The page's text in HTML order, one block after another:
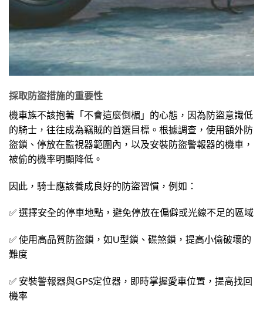
採取防盜措施的重要性
機車族不該抱著「不會這麼倒楣」的心態，因為防盜意識低
的騎士，往往成為竊賊的首選目標。根據調查，使用額外防
盜鎖、停放在監視器範圍內，以及安裝防盜警報器的機車，
被偷的機率明顯降低。
因此，騎士應該養成良好的防盜習慣，例如：
✅ 選擇安全的停車地點，避免停放在偏僻或光線不足的區域
✅ 使用高品質防盜鎖，如U型鎖、碟煞鎖，提高小偷破壞的
難度
✅ 安裝警報器與GPS定位器，即時掌握愛車位置，提高找回
機率